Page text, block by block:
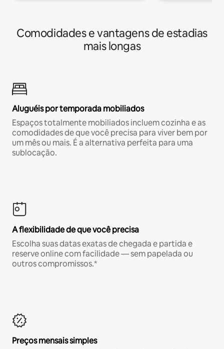
Comodidades e vantagens de estadias
mais longas
Aluguéis por temporada mobiliados
Espaços totalmente mobiliados incluem cozinha e as
comodidades de que você precisa para viver bem por
um mês ou mais. É a alternativa perfeita para uma
sublocação.
A flexibilidade de que você precisa
Escolha suas datas exatas de chegada e partida e
reserve online com facilidade — sem papelada ou
outros compromissos.*
Preços mensais simples